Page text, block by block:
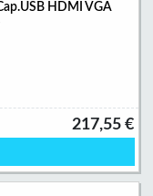
HDMI VGA
217,55 €